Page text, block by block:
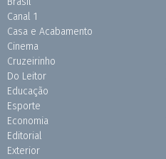
Canal 1
Casa e Acabamento
Cinema
Cruzeirinho
Do Leitor
Educação
Esporte
Economia
Editorial
Exterior